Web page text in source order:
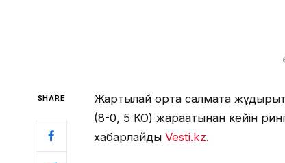
SHARE
Жартылай орта салмақта
(8-0, 5 КО) жарақатынан кейін
хабарлайды Vesti.kz.